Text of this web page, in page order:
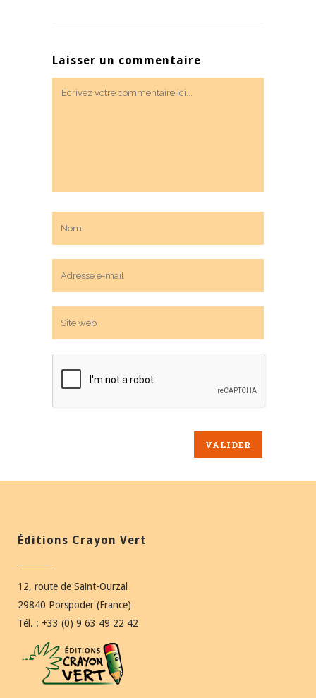
Laisser un commentaire
Éditions Crayon Vert
12, route de Saint-Ourzal
29840 Porspoder (France)
Tél. : +33 (0) 9 63 49 22 42